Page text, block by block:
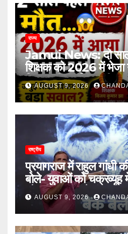
राज्य
Jamui News: दो
शिक्षक को 2026 में भेजा
विभाग की कार्यप्रणाली
AUGUST 9, 2026
राष्ट्रीय
प्रयागराज में राहुल गांधी
बोले- युवाओं को चक्रव्यूह
नौकरी के दरवाजे बंद
AUGUST 9, 2026